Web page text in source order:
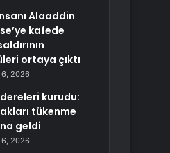
Alaaddin
kafede
ortaya çıktı
2026
kurudu:
tükenme
geldi
2026